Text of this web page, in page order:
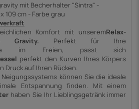
mit Becherhalter "Sintra" -
109 cm - Farbe grau
Komfort mit unseremRelax-
Gravity. Perfekt für Ihre
im Freien, passt sich
perfekt den Kurven Ihres Körpers
Druck auf Ihren Rücken.
können Sie die ideale
Entspannung finden. Mit einem
haben Sie Ihr Lieblingsgetränk immer